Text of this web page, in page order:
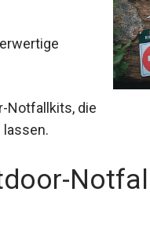
Notfallkits, die